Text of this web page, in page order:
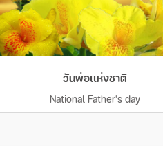
วันพ่อเเห่งชาติ
National Father's day